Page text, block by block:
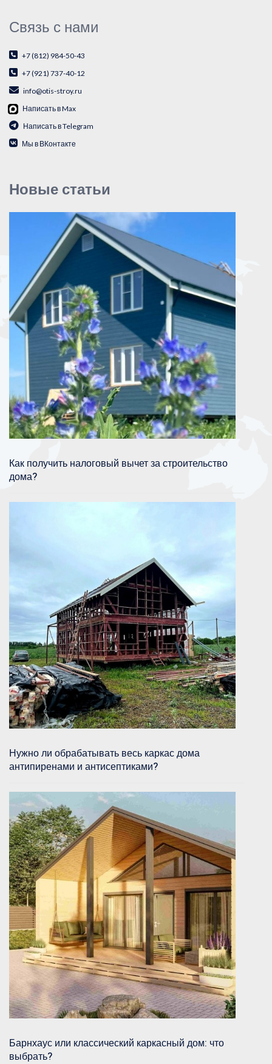
Связь с нами
+7 (812) 984-50-43
+7 (921) 737-40-12
info@otis-stroy.ru
Написать в Max
Написать в Telegram
Мы в ВКонтакте
Новые статьи
Как получить налоговый вычет за строительство
дома?
Нужно ли обрабатывать весь каркас дома
антипиренами и антисептиками?
Барнхаус или классический каркасный дом: что
выбрать?